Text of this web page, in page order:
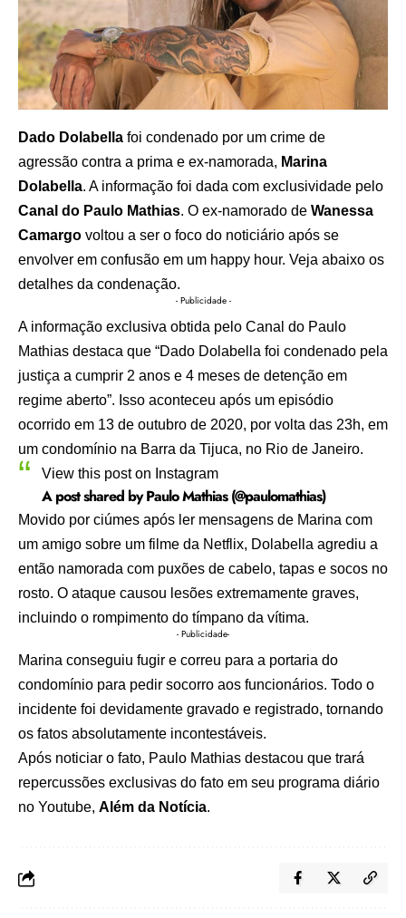
Dado Dolabella foi condenado por um crime de
agressão contra a prima e ex-namorada, Marina
Dolabella. A informação foi dada com exclusividade pelo
Canal do Paulo Mathias. O ex-namorado de Wanessa
Camargo voltou a ser o foco do noticiário após se
envolver em confusão em um happy hour. Veja abaixo os
detalhes da condenação.
- Publicidade -
A informação exclusiva obtida pelo Canal do Paulo
Mathias destaca que “Dado Dolabella foi condenado pela
justiça a cumprir 2 anos e 4 meses de detenção em
regime aberto”. Isso aconteceu após um episódio
ocorrido em 13 de outubro de 2020, por volta das 23h, em
um condomínio na Barra da Tijuca, no Rio de Janeiro.
View this post on Instagram
A post shared by Paulo Mathias (@paulomathias)
Movido por ciúmes após ler mensagens de Marina com
um amigo sobre um filme da Netflix, Dolabella agrediu a
então namorada com puxões de cabelo, tapas e socos no
rosto. O ataque causou lesões extremamente graves,
incluindo o rompimento do tímpano da vítima.
- Publicidade-
Marina conseguiu fugir e correu para a portaria do
condomínio para pedir socorro aos funcionários. Todo o
incidente foi devidamente gravado e registrado, tornando
os fatos absolutamente incontestáveis.
Após noticiar o fato, Paulo Mathias destacou que trará
repercussões exclusivas do fato em seu programa diário
no Youtube, Além da Notícia.